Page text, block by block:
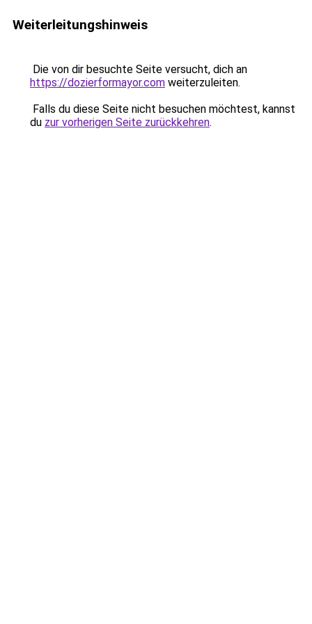
Weiterleitungshinweis
Die von dir besuchte Seite versucht, dich an
https://dozierformayor.com weiterzuleiten.
Falls du diese Seite nicht besuchen möchtest, kannst
du zur vorherigen Seite zurückkehren.